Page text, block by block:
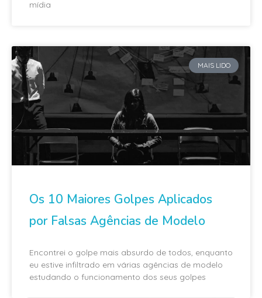
mídia
MAIS LIDO
Os 10 Maiores Golpes Aplicados
por Falsas Agências de Modelo
Encontrei o golpe mais absurdo de todos, enquanto
eu estive infiltrado em várias agências de modelo
estudando o funcionamento dos seus golpes